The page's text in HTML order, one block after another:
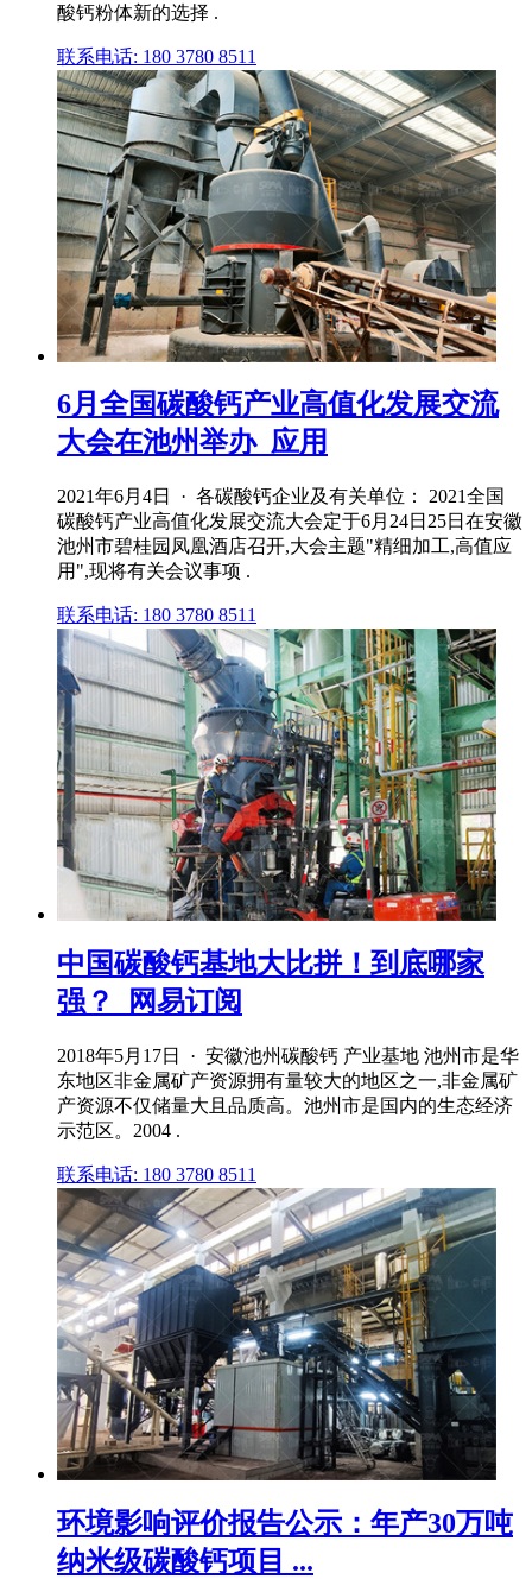
酸钙粉体新的选择 .
联系电话: 180 3780 8511
6月全国碳酸钙产业高值化发展交流
大会在池州举办_应用
2021年6月4日 · 各碳酸钙企业及有关单位： 2021全国
碳酸钙产业高值化发展交流大会定于6月24日25日在安徽
池州市碧桂园凤凰酒店召开,大会主题"精细加工,高值应
用",现将有关会议事项 .
联系电话: 180 3780 8511
中国碳酸钙基地大比拼！到底哪家
强？_网易订阅
2018年5月17日 · 安徽池州碳酸钙 产业基地 池州市是华
东地区非金属矿产资源拥有量较大的地区之一,非金属矿
产资源不仅储量大且品质高。池州市是国内的生态经济
示范区。2004 .
联系电话: 180 3780 8511
环境影响评价报告公示：年产30万吨
纳米级碳酸钙项目 ...